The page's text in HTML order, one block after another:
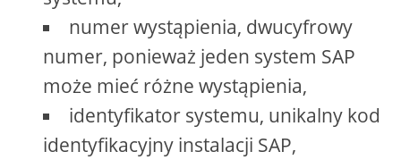
numer wystąpienia, dwucyfrowy
numer, ponieważ jeden system SAP
może mieć różne wystąpienia,
identyfikator systemu, unikalny kod
identyfikacyjny instalacji SAP,